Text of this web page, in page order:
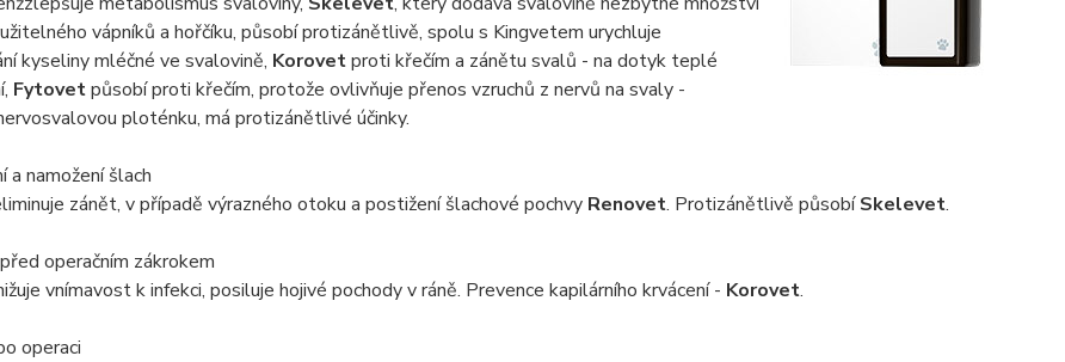
vápníků a hořčíku, působí protizánětlivě, spolu s Kingvetem urychluje
kyseliny mléčné ve svalovině, Korovetproti křečím a zánětu svalů - na dotyk teplé
Fytovetpůsobí proti křečím, protože ovlivňuje přenos vzruchů z nervů na svaly -
ploténku, má protizánětlivé účinky.
a namožení šlach
zánět, v případě výrazného otoku a postižení šlachové pochvy Renovet. Protizánětlivě působíSkelevet.
operačním zákrokem
vnímavost k infekci, posiluje hojivé pochody v ráně. Prevence kapilárního krvácení - Korovet.
operaci